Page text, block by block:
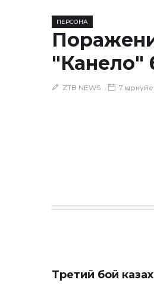
ПЕРСОНА
"Канело"
ZTB NEWS 7
Третий бой